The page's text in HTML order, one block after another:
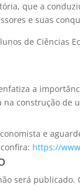
que a
e suas
de Ciências
a
construção de
e
https://
será publicado.